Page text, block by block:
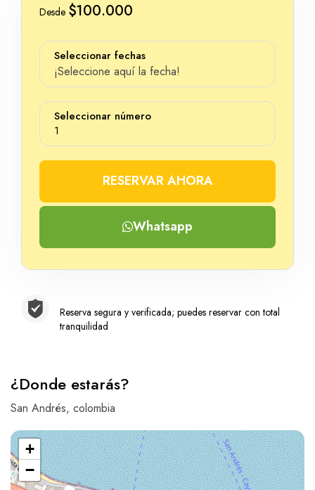
Desde $100.000
Seleccionar fechas
¡Seleccione aquí la fecha!
Seleccionar número
1
Número
RESERVAR AHORA
Whatsapp
Reserva segura y verificada; puedes reservar con total
tranquilidad
¿Donde estarás?
San Andrés, colombia
+
−